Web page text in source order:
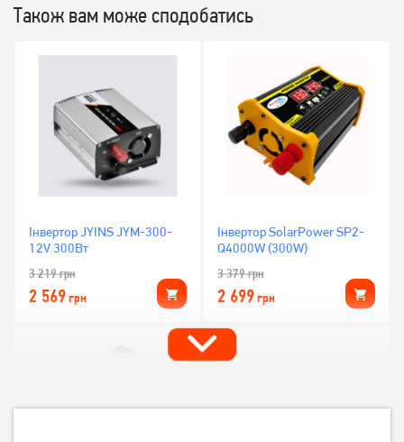
Також вам може сподобатись
Інвертор JYINS JYM-300-
12V 300Вт
3 219грн
2 569грн
Інвертор SolarPower SP2-
Q4000W (300W)
3 379грн
2 699грн